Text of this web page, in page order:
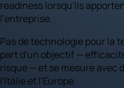
readiness lorsqu'ils
l'entreprise.
Pas de technologie pour la
part d'un objectif —
risque — et se mesure avec
l'Italie et l'Europe.